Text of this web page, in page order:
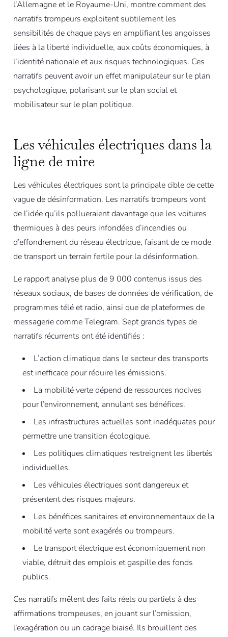
l’Allemagne et le Royaume-Uni, montre comment des
narratifs trompeurs exploitent subtilement les
sensibilités de chaque pays en amplifiant les angoisses
liées à la liberté individuelle, aux coûts économiques, à
l’identité nationale et aux risques technologiques. Ces
narratifs peuvent avoir un effet manipulateur sur le plan
psychologique, polarisant sur le plan social et
mobilisateur sur le plan politique.
Les véhicules électriques dans la
ligne de mire
Les véhicules électriques sont la principale cible de cette
vague de désinformation. Les narratifs trompeurs vont
de l’idée qu’ils pollueraient davantage que les voitures
thermiques à des peurs infondées d’incendies ou
d’effondrement du réseau électrique, faisant de ce mode
de transport un terrain fertile pour la désinformation.
Le rapport analyse plus de 9 000 contenus issus des
réseaux sociaux, de bases de données de vérification, de
programmes télé et radio, ainsi que de plateformes de
messagerie comme Telegram. Sept grands types de
narratifs récurrents ont été identifiés :
L’action climatique dans le secteur des transports
est inefficace pour réduire les émissions.
La mobilité verte dépend de ressources nocives
pour l’environnement, annulant ses bénéfices.
Les infrastructures actuelles sont inadéquates pour
permettre une transition écologique.
Les politiques climatiques restreignent les libertés
individuelles.
Les véhicules électriques sont dangereux et
présentent des risques majeurs.
Les bénéfices sanitaires et environnementaux de la
mobilité verte sont exagérés ou trompeurs.
Le transport électrique est économiquement non
viable, détruit des emplois et gaspille des fonds
publics.
Ces narratifs mêlent des faits réels ou partiels à des
affirmations trompeuses, en jouant sur l’omission,
l’exagération ou un cadrage biaisé. Ils brouillent des